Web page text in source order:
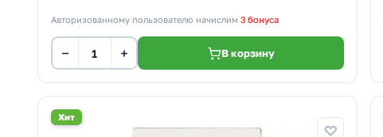
Авторизованному пользователю начислим 3 бонуса
− + В корзину
Хит